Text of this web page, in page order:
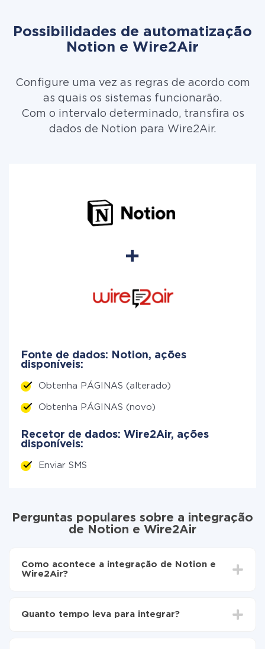
Possibilidades de automatização
Notion e Wire2Air
Configure uma vez as regras de acordo com
as quais os sistemas funcionarão.
Com o intervalo determinado, transfira os
dados de Notion para Wire2Air.
Fonte de dados: Notion, ações
disponíveis:
Obtenha PÁGINAS (alterado)
Obtenha PÁGINAS (novo)
Recetor de dados: Wire2Air, ações
disponíveis:
Enviar SMS
Perguntas populares sobre a integração
de Notion e Wire2Air
Como acontece a integração de Notion e
Wire2Air?
Wire2Air
Quanto tempo leva para integrar?